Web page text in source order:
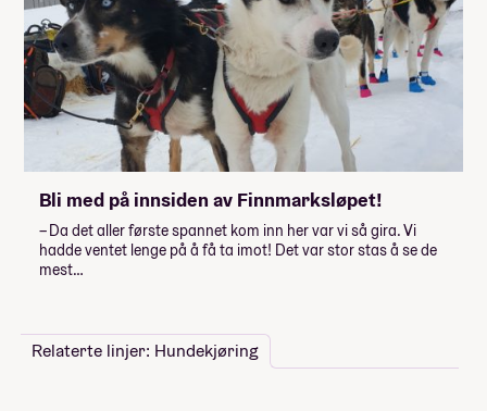
Bli med på innsiden av Finnmarksløpet!
– Da det aller første spannet kom inn her var vi så gira. Vi
hadde ventet lenge på å få ta imot! Det var stor stas å se de
mest…
Relaterte linjer: Hundekjøring